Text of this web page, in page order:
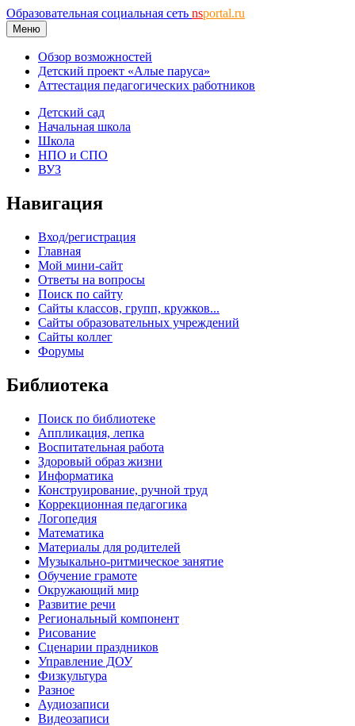
Образовательная социальная сеть nsportal.ru
Меню
Обзор возможностей
Детский проект «Алые паруса»
Аттестация педагогических работников
Детский сад
Начальная школа
Школа
НПО и СПО
ВУЗ
Навигация
Вход/регистрация
Главная
Мой мини-сайт
Ответы на вопросы
Поиск по сайту
Сайты классов, групп, кружков...
Сайты образовательных учреждений
Сайты коллег
Форумы
Библиотека
Поиск по библиотеке
Аппликация, лепка
Воспитательная работа
Здоровый образ жизни
Информатика
Конструирование, ручной труд
Коррекционная педагогика
Логопедия
Математика
Материалы для родителей
Музыкально-ритмическое занятие
Обучение грамоте
Окружающий мир
Развитие речи
Региональный компонент
Рисование
Сценарии праздников
Управление ДОУ
Физкультура
Разное
Аудиозаписи
Видеозаписи